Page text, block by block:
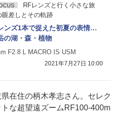
RFレンズと行く小さな旅
眼差しとその軌跡
ンズ1本で捉えた初夏の表情…
の湖・森・植物
F2.8 L MACRO IS USM
2021年7月27日 10:00
在住の柄木孝志さん。セレク
な超望遠ズームRF100-400m